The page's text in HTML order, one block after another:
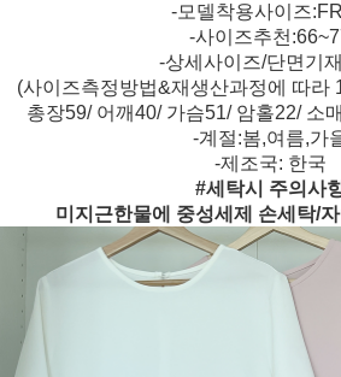
-모델착용사이즈
-사이즈추천
-상세사이즈/단면기
(사이즈측정방법&재생산과정에 따라
총장59/ 어깨40/ 가슴51/ 암홀22/ 소
-계절:봄,여름,가
-제조국: 한국
#세탁시 주의사
미지근한물에 중성세제 손세탁/